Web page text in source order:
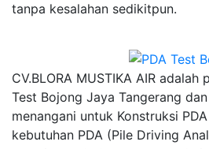
tanpa kesalahan sedikitpun.
CV.BLORA MUSTIKA AIR adalah
Test Bojong Jaya Tangerang
menangani untuk Konstruksi
kebutuhan PDA (Pile Driving